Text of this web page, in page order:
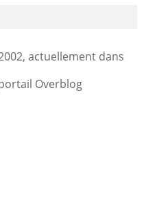
actuellement dans
Overblog